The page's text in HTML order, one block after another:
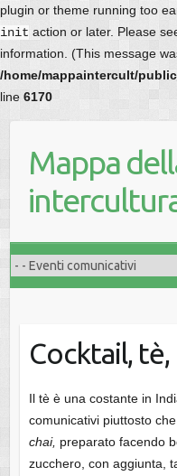
plugin or theme running too
init action or later. Please
information. (This message
/home/mappaintercult/
line 6170
Mappa
Cocktail,
Il tè è una costante in
comunicativi piuttosto
chai, preparato facendo
zucchero, con aggiunta,